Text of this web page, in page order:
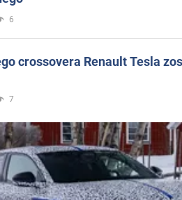
6
crossovera Renault Tesla
7